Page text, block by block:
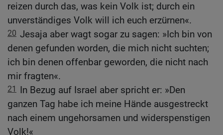
reizen durch das, was kein Volk ist; durch ein
unverständiges Volk will ich euch erzürnen«.
20 Jesaja aber wagt sogar zu sagen: »Ich bin von
denen gefunden worden, die mich nicht suchten;
ich bin denen offenbar geworden, die nicht nach
mir fragten«.
21
In Bezug auf Israel aber spricht er: »Den
ganzen Tag habe ich meine Hände ausgestreckt
nach einem ungehorsamen und widerspenstigen
Volk!«